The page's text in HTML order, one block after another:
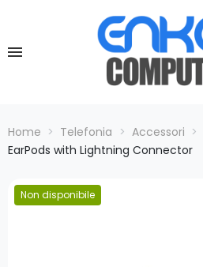
Home Telefonia Accessori
EarPods with Lightning Connector
Non disponibile